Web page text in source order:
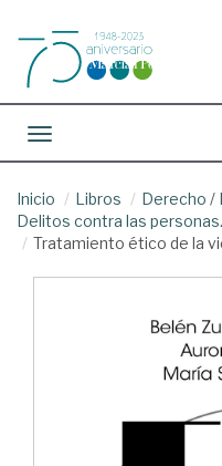
Toggle navigation
Inicio Libros Derecho /
Delitos contra las
Tratamiento ético de la